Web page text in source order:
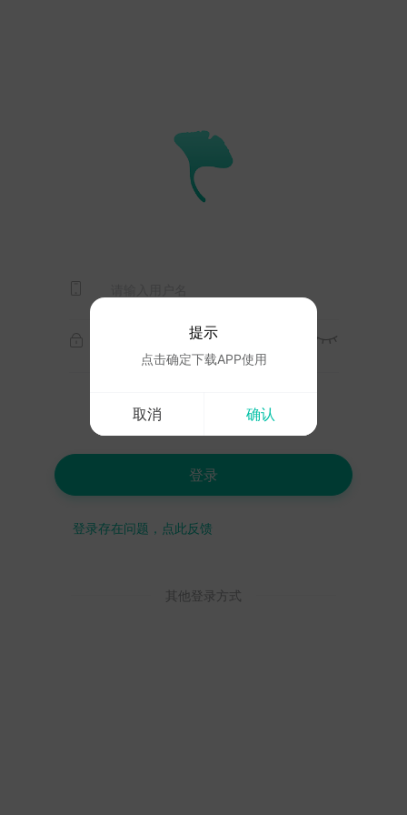
登录
登录存在问题，点此反馈
其他登录方式
提示
点击确定下载APP使用
取消 确认